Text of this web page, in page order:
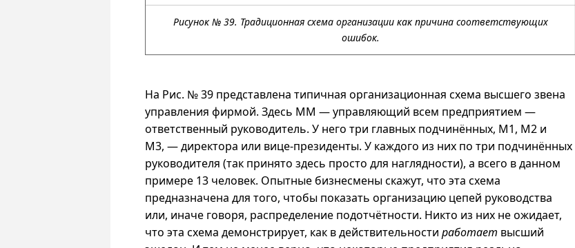
Рисунок № 39. Традиционная схема организации как причина соответствующих
ошибок.
На Рис. № 39 представлена типичная организационная схема высшего звена
управления фирмой. Здесь MM — управляющий всем предприятием —
ответственный руководитель. У него три главных подчинённых, M1, M2 и
M3, — директора или вице-президенты. У каждого из них по три подчинённых
руководителя (так принято здесь просто для наглядности), а всего в данном
примере 13 человек. Опытные бизнесмены скажут, что эта схема
предназначена для того, чтобы показать организацию цепей руководства
или, иначе говоря, распределение подотчётности. Никто из них не ожидает,
что эта схема демонстрирует, как в действительности работает высший